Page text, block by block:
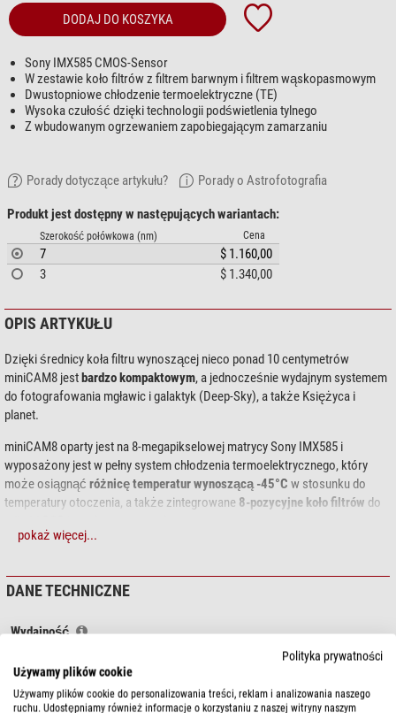
DODAJ DO KOSZYKA
Sony IMX585 CMOS-Sensor
W zestawie koło filtrów z filtrem barwnym i filtrem wąskopasmowym
Dwustopniowe chłodzenie termoelektryczne (TE)
Wysoka czułość dzięki technologii podświetlenia tylnego
Z wbudowanym ogrzewaniem zapobiegającym zamarzaniu
Porady dotyczące artykułu? Porady o Astrofotografia
Produkt jest dostępny w następujących wariantach:
Szerokość połówkowa (nm) Cena
7
$ 1.160,00
3
$ 1.340,00
OPIS ARTYKUŁU
Dzięki średnicy koła filtru wynoszącej nieco ponad 10 centymetrów
miniCAM8 jestbardzo kompaktowym, a jednocześnie wydajnym systemem
do fotografowania mgławic i galaktyk (Deep-Sky), a także Księżyca i
planet.
miniCAM8 oparty jest na 8-megapikselowej matrycy Sony IMX585 i
wyposażony jest w pełny system chłodzenia termoelektrycznego, który
może osiągnąć różnicę temperatur wynoszącą -45°C w stosunku do
temperatury otoczenia, a także zintegrowane 8-pozycyjne koło filtrów do
fotograficznego. Ich wymiary to 19 mm x 12 mm x 1,1 mm. Filtry
produkowane specjalnie dla tego aparatu przez producenta XiMei Filters.
Jedną z zalet struktury CMOS z tylnym oświetleniem jest zwiększona
czułość. W przypadku klasycznego sensora z tylnym oświetleniem,
pokaż więcej...
DANE TECHNICZNE
Wydajność
Matryca CMOS (Sony IMX585)
Megapiksel
Rozmiar piksela
2,9
Polityka prywatności
Używamy plików cookie
Używamy plików cookie do personalizowania treści, reklam i analizowania naszego
ruchu. Udostępniamy również informacje o korzystaniu z naszej witryny naszym